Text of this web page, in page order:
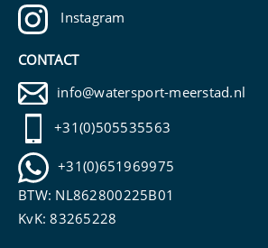
Instagram
CONTACT
info@watersport-meerstad.nl
+31(0)505535563
+31(0)651969975
BTW: NL862800225B01
KvK: 83265228